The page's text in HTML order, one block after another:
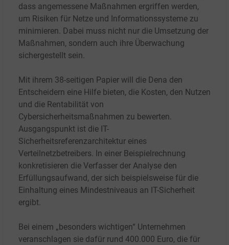
dass angemessene Maßnahmen ergriffen werden,
um Risiken für Netze und Informationssysteme zu
minimieren. Dabei muss nicht nur die Umsetzung der
Maßnahmen, sondern auch ihre Überwachung
sichergestellt sein.
Mit ihrem 38-seitigen Papier will die Dena den
Entscheidern eine Hilfe bieten, die Kosten, den Nutzen
und die Rentabilität von
Cybersicherheitsmaßnahmen zu bewerten.
Ausgangspunkt ist die IT-
Sicherheitsreferenzarchitektur eines
Verteilnetzbetreibers. In einer Beispielrechnung
konkretisieren die Verfasser der Analyse den
Erfüllungsaufwand, der sich beispielsweise für die
Einhaltung eines Mindestniveaus an IT-Sicherheit
ergibt.
Bei einem „besonders wichtigen“ Unternehmen
veranschlagen sie dafür rund 400.000 Euro, die für